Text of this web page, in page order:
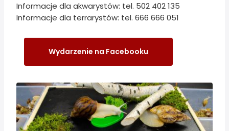
Informacje dla akwarystów: tel. 502 402 135
Informacje dla terrarystów: tel. 666 666 051
Wydarzenie na Facebooku